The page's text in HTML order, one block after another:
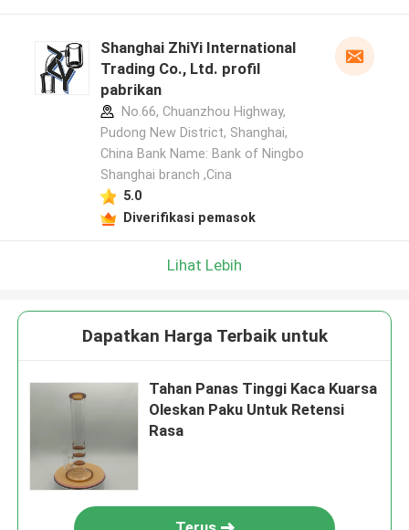
Shanghai ZhiYi International
Trading Co., Ltd. profil
pabrikan
No.66, Chuanzhou Highway,
Pudong New District, Shanghai,
China Bank Name: Bank of Ningbo
Shanghai branch ,Cina
5.0
Diverifikasi pemasok
Lihat Lebih
Dapatkan Harga Terbaik untuk
Tahan Panas Tinggi Kaca Kuarsa
Oleskan Paku Untuk Retensi
Rasa